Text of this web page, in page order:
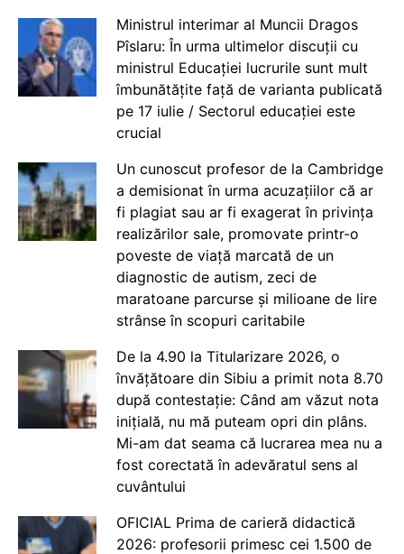
Ministrul interimar al Muncii Dragos
Pîslaru: În urma ultimelor discuții cu
ministrul Educației lucrurile sunt mult
îmbunătățite față de varianta publicată
pe 17 iulie / Sectorul educației este
crucial
Un cunoscut profesor de la Cambridge
a demisionat în urma acuzațiilor că ar
fi plagiat sau ar fi exagerat în privința
realizărilor sale, promovate printr-o
poveste de viață marcată de un
diagnostic de autism, zeci de
maratoane parcurse și milioane de lire
strânse în scopuri caritabile
De la 4.90 la Titularizare 2026, o
învățătoare din Sibiu a primit nota 8.70
după contestație: Când am văzut nota
inițială, nu mă puteam opri din plâns.
Mi-am dat seama că lucrarea mea nu a
fost corectată în adevăratul sens al
cuvântului
OFICIAL Prima de carieră didactică
2026: profesorii primesc cei 1.500 de